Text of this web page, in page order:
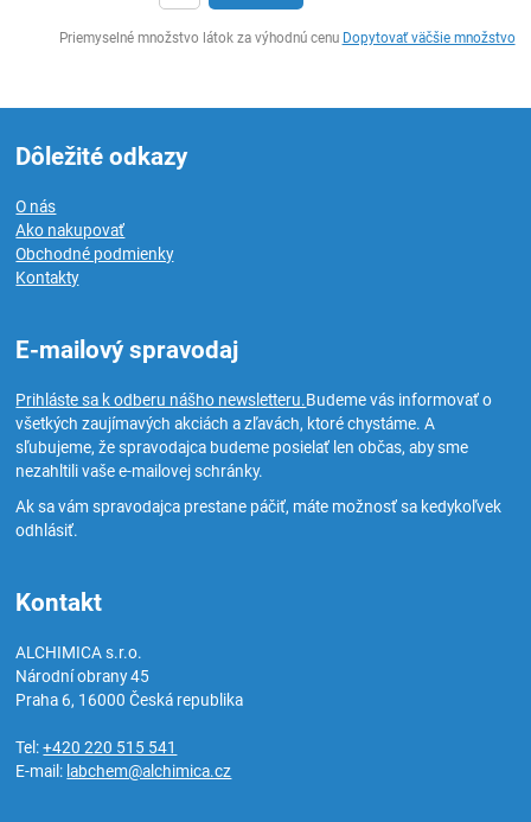
Priemyselné množstvo látok za výhodnú cenu Dopytovať väčšie množstvo
Dôležité odkazy
O nás
Ako nakupovať
Obchodné podmienky
Kontakty
E-mailový spravodaj
Prihláste sa k odberu nášho newsletteru.Budeme vás informovať o
všetkých zaujímavých akciách a zľavách, ktoré chystáme. A
sľubujeme, že spravodajca budeme posielať len občas, aby sme
nezahltili vaše e-mailovej schránky.
Ak sa vám spravodajca prestane páčiť, máte možnosť sa kedykoľvek
odhlásiť.
Kontakt
ALCHIMICA s.r.o.
Národní obrany 45
Praha 6, 16000Česká republika
Tel:+420 220 515 541
E-mail: labchem@alchimica.cz